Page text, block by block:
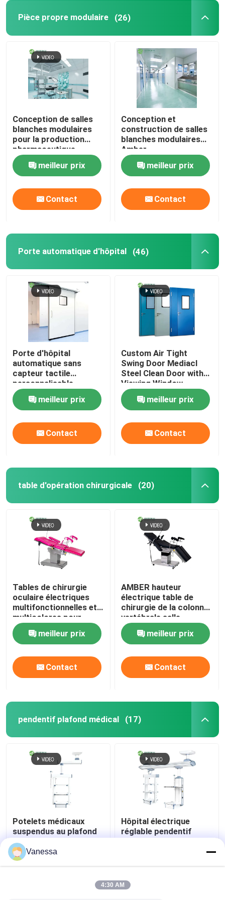
Panneaux "sandwich" de mur
douche d'air d'acier inoxydable
Boîte de passage d'acier inoxydable
Unité de filtre de ventilateur
Évier médical d'acier inoxydable
Pièce propre modulaire (26)
Conception de salles
blanches modulaires
pour la production
pharmaceutique
meilleur prix
Contact
Conception et
construction de salles
blanches modulaires
Amber
meilleur prix
Contact
Porte automatique d'hôpital (46)
Porte d'hôpital
automatique sans
capteur tactile
personnalisable
meilleur prix
Contact
Custom Air Tight
Swing Door Mediacl
Steel Clean Door with
Viewing Window
meilleur prix
Contact
table d'opération chirurgicale (20)
Tables de chirurgie
oculaire électriques
multifonctionnelles et
multicolores pour
hôpitaux
meilleur prix
Contact
AMBER hauteur
électrique table de
chirurgie de la colonne
vertébrale salle
d'opération à
commande à distance
meilleur prix
Contact
pendentif plafond médical (17)
Potelets médicaux
suspendus au plafond
AMBER à fonctions
intégrées et flexibles
meilleur prix
Hôpital électrique
réglable pendentif
médical Boom
meilleur prix
Vanessa
4:30 AM